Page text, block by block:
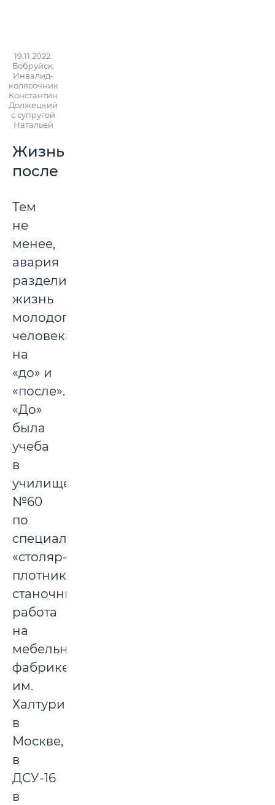
19.11.2022.
Бобруйск.
Инвалид-
колясочник
Константин
Должецкий
с супругой
Натальей
Жизнь
после
Тем
не
менее,
авария
разделили
жизнь
молодого
человека
на
«до» и
«после».
«До»
была
учеба
в
училище
№60
по
специальности
«столяр-
плотник-
станочник»,
работа
на
мебельной
фабрике
им.
Халтурина,
в
Москве,
в
ДСУ-16
в